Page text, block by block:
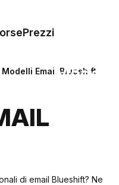
Prezzi
Modelli
Modelli Email Blueshift
di email Blueshift? Ne